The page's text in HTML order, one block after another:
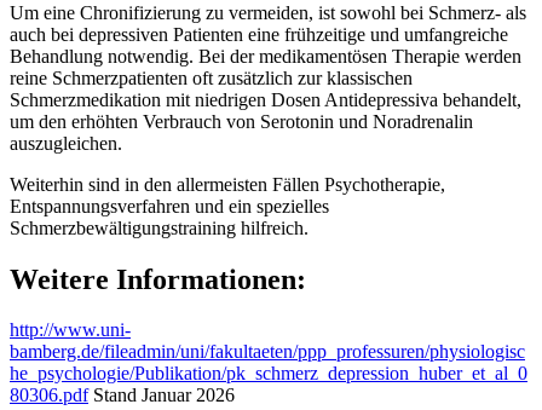
Um eine Chronifizierung zu vermeiden, ist sowohl bei Schmerz- als
auch bei depressiven Patienten eine frühzeitige und umfangreiche
Behandlung notwendig. Bei der medikamentösen Therapie werden
reine Schmerzpatienten oft zusätzlich zur klassischen
Schmerzmedikation mit niedrigen Dosen Antidepressiva behandelt,
um den erhöhten Verbrauch von Serotonin und Noradrenalin
auszugleichen.
Weiterhin sind in den allermeisten Fällen Psychotherapie,
Entspannungsverfahren und ein spezielles
Schmerzbewältigungstraining hilfreich.
Weitere Informationen:
http://www.uni-
bamberg.de/fileadmin/uni/fakultaeten/ppp_professuren/physiologisc
he_psychologie/Publikation/pk_schmerz_depression_huber_et_al_0
80306.pdfStand Januar 2026